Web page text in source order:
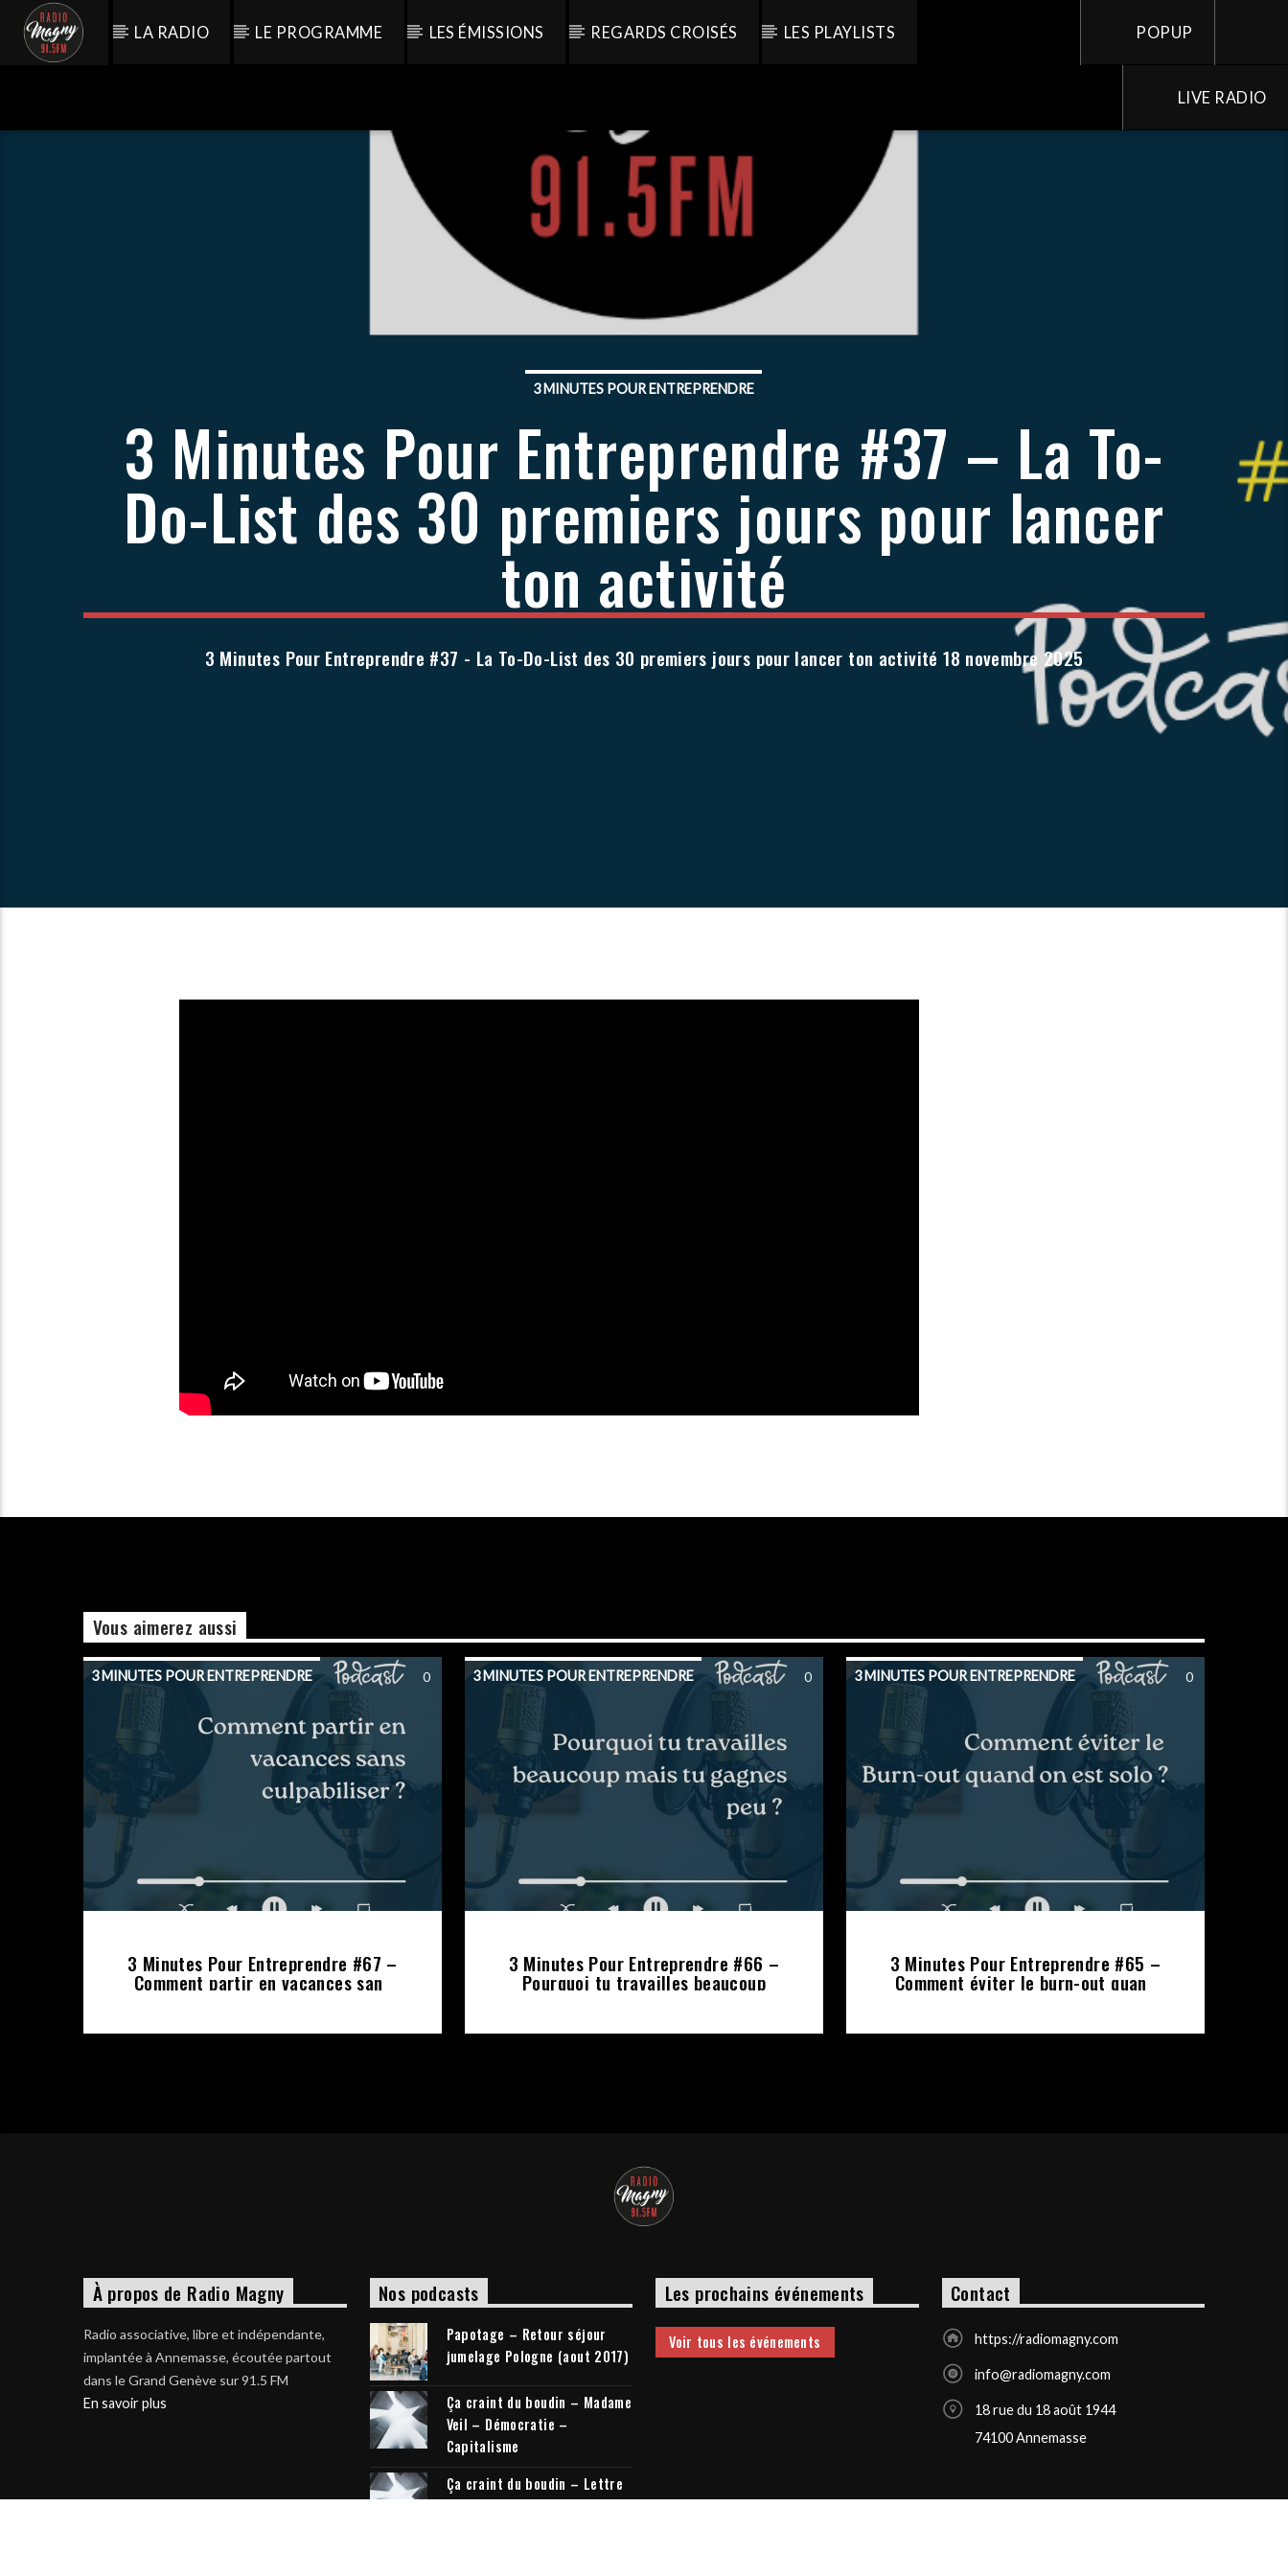
LA RADIO LE PROGRAMME LES ÉMISSIONS REGARDS CROISÉS LES PLAYLISTS POPUP
LIVE RADIO
3 MINUTES POUR ENTREPRENDRE
3 Minutes Pour Entreprendre #37 – La To-
Do-List des 30 premiers jours pour lancer
ton activité
3 Minutes Pour Entreprendre #37 - La To-Do-List des 30 premiers jours pour lancer ton activité 18 novembre 2025
Vous aimerez aussi
3 MINUTES POUR ENTREPRENDRE 0
3 Minutes Pour Entreprendre #67 –
Comment partir en vacances sans
3 MINUTES POUR ENTREPRENDRE 0
3 Minutes Pour Entreprendre #66 –
Pourquoi tu travailles beaucoup
3 MINUTES POUR ENTREPRENDRE 0
3 Minutes Pour Entreprendre #65 –
Comment éviter le burn-out quand
À propos de Radio Magny
Radio associative, libre et indépendante,
implantée à Annemasse, écoutée partout
dans le Grand Genève sur 91.5 FM
En savoir plus
Nos podcasts
Papotage – Retour séjour
jumelage Pologne (aout 2017)
Ça craint du boudin – Madame
Veil – Démocratie –
Capitalisme
Ça craint du boudin – Lettre
à mon cousin + Elections
Les prochains événements
Voir tous les événements
Contact
https://radiomagny.com
info@radiomagny.com
18 rue du 18 août 1944
74100 Annemasse